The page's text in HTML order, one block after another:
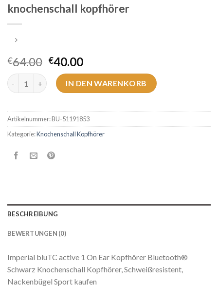
knochenschall kopfhörer
€64.00 €40.00
knochenschall kopfhörer Menge
IN DEN WARENKORB
Artikelnummer:BU-51191853
Kategorie:Knochenschall Kopfhörer
BESCHREIBUNG
BEWERTUNGEN (0)
Imperial bluTC active 1 On Ear Kopfhörer Bluetooth®
Schwarz Knochenschall Kopfhörer, Schweißresistent,
Nackenbügel Sport kaufen